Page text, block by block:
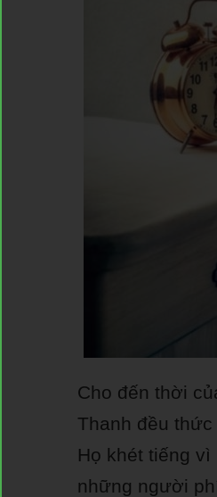
Cho đến thời
Thanh đều
Họ khét tiếng
những người